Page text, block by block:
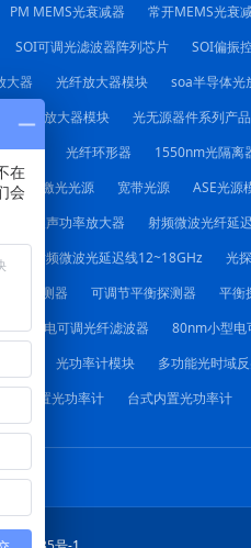
PM MEMS光衰减器
常开MEMS光衰
SOI可调光滤波器阵列芯片
SOI偏振
大器 光纤放大器模块
soa半导体光
掺铒光纤放大器模块
光无源器件系列产品
束器 光纤环形器
1550nm光隔离
可调谐激光光源 宽带光源
ASE光源
波低噪声功率放大器
射频微波光纤延
射频微波光延迟线12~18GHz
光
平衡探测器 可调节平衡探测器
平衡
小型电可调光纤滤波器
80nm小型电
光功率计模块
多功能光时域
台式外置光功率计 台式内置光功率计
在
会